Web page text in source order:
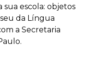
escola: objetos
da Língua
a Secretaria